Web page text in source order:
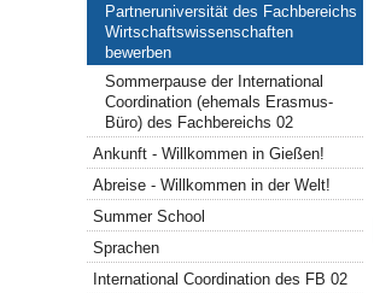
Partneruniversität des Fachbereichs
Wirtschaftswissenschaften
bewerben
Sommerpause der International
Coordination (ehemals Erasmus-
Büro) des Fachbereichs 02
Ankunft - Willkommen in Gießen!
Abreise - Willkommen in der Welt!
Summer School
Sprachen
International Coordination des FB 02